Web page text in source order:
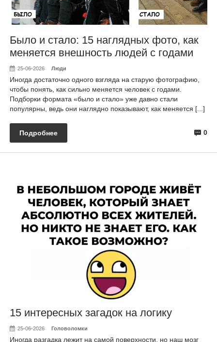
Было и стало: 15 наглядных фото, как
меняется внешность людей с годами
25-06-2026 Люди
Иногда достаточно одного взгляда на старую фотографию,
чтобы понять, как сильно меняется человек с годами.
Подборки формата «было и стало» уже давно стали
популярны, ведь они наглядно показывают, как меняется [...]
0
Подробнее
15 интересных загадок на логику
25-06-2026 Головоломки
Иногда разгадка лежит на самой поверхности, но наш мозг